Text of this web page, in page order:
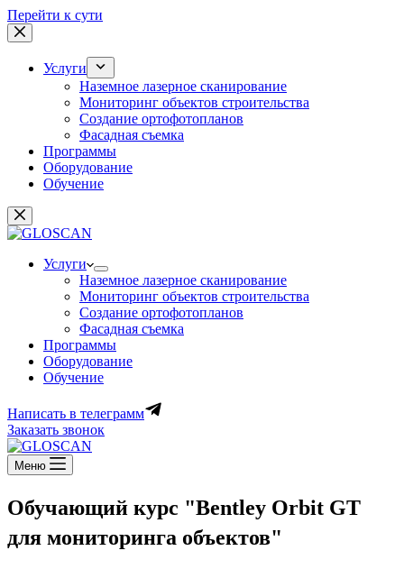
Перейти к сути
Услуги
Наземное лазерное сканирование
Мониторинг объектов строительства
Создание ортофотопланов
Фасадная съемка
Программы
Оборудование
Обучение
Услуги
Наземное лазерное сканирование
Мониторинг объектов строительства
Создание ортофотопланов
Фасадная съемка
Программы
Оборудование
Обучение
Написать в телеграмм
Заказать звонок
Меню
Обучающий курс "Bentley Orbit GT
для мониторинга объектов"